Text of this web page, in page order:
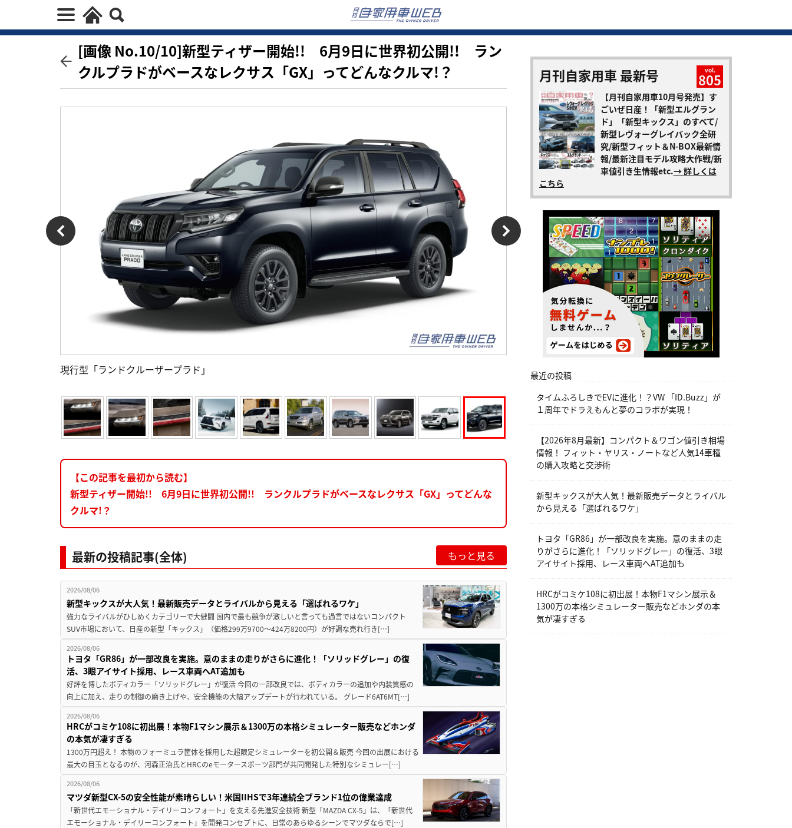
[画像 No.10/10]新型ティザー開始!! 6月9日に世界初公開!! ラン
クルプラドがベースなレクサス「GX」ってどんなクルマ!？
現行型「ランドクルーザープラド」
【この記事を最初から読む】
新型ティザー開始!! 6月9日に世界初公開!! ランクルプラドがベースなレクサス「GX」ってどんな
クルマ!？
最新の投稿記事(全体) もっと見る
2026/08/06
新型キックスが大人気！最新販売データとライバルから見える「選ばれるワケ」
強力なライバルがひしめくカテゴリーで大健闘 国内で最も競争が激しいと言っても過言ではないコンパクト
SUV市場において、日産の新型「キックス」（価格299万9700～424万8200円）が好調な売れ行き[…]
2026/08/06
トヨタ「GR86」が一部改良を実施。意のままの走りがさらに進化！「ソリッドグレー」の復
活、3眼アイサイト採用、レース車両へAT追加も
好評を博したボディカラー「ソリッドグレー」が復活 今回の一部改良では、ボディカラーの追加や内装質感の
向上に加え、走りの制御の磨き上げや、安全機能の大幅アップデートが行われている。 グレード6AT6MT[…]
2026/08/06
HRCがコミケ108に初出展！本物F1マシン展示＆1300万の本格シミュレーター販売などホンダ
の本気が凄すぎる
1300万円超え！ 本物のフォーミュラ筐体を採用した超限定シミュレーターを初公開＆販売 今回の出展における
最大の目玉となるのが、河森正治氏とHRCのeモータースポーツ部門が共同開発した特別なシミュレー[…]
2026/08/06
マツダ新型CX-5の安全性能が素晴らしい！米国IIHSで3年連続全ブランド1位の偉業達成
「新世代エモーショナル・デイリーコンフォート」を支える先進安全技術 新型「MAZDA CX-5」は、「新世代
エモーショナル・デイリーコンフォート」を開発コンセプトに、日常のあらゆるシーンでマツダならで[…]
月刊自家用車 最新号 vol.
805
【月刊自家用車10月号発売】す
ごいぜ日産！「新型エルグラン
ド」「新型キックス」のすべて/
新型レヴォーグレイバック全研
究/新型フィット＆N-BOX最新情
報/最新注目モデル攻略大作戦/新
車値引き生情報etc.→ 詳しくは
こちら
最近の投稿
タイムふろしきでEVに進化！？VW 「ID.Buzz」が
１周年でドラえもんと夢のコラボが実現！
【2026年8月最新】コンパクト＆ワゴン値引き相場
情報！ フィット・ヤリス・ノートなど人気14車種
の購入攻略と交渉術
新型キックスが大人気！最新販売データとライバル
から見える「選ばれるワケ」
トヨタ「GR86」が一部改良を実施。意のままの走
りがさらに進化！「ソリッドグレー」の復活、3眼
アイサイト採用、レース車両へAT追加も
HRCがコミケ108に初出展！本物F1マシン展示＆
1300万の本格シミュレーター販売などホンダの本
気が凄すぎる